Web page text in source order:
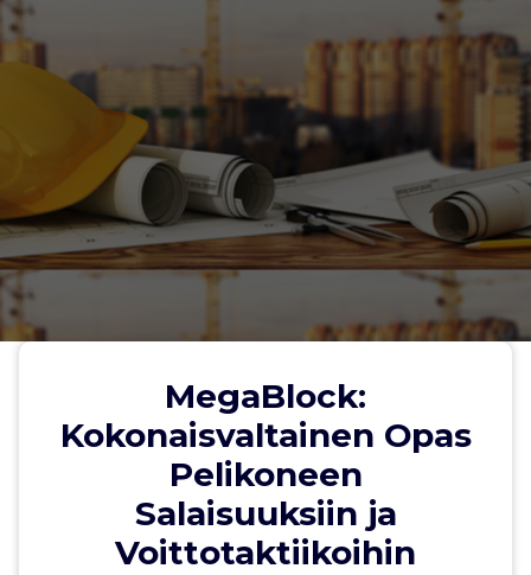
MegaBlock:
Kokonaisvaltainen Opas
Pelikoneen
Salaisuuksiin ja
Voittotaktiikoihin
MegaBlock: Kokonaisvaltainen
Opas Pelikoneen Salaisuuksiin ja
Voittotaktiikoihin